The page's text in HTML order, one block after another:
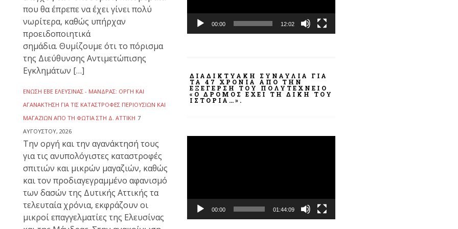
που θα έπρεπε να έχει γίνει πολύ
νωρίτερα, καθώς υπήρχαν
προειδοποιητικά
σημάδια. Θυμίζουμε ότι το πόρισμα
της Διεύθυνσης Αντιμετώπισης
Εγκλημάτων […]
ΈΝΩΣΗ ΕΒΕ ΕΛΕΥΣΊΝΑΣ - ΜΆΝΔΡΑΣ: ΟΡΓΉ ΚΑΙ
ΑΓΑΝΆΚΤΗΣΗ ΓΙΑ ΤΙΣ ΚΑΤΑΣΤΡΟΦΈΣ ΠΕΡΙΟΥΣΙΏΝ ΚΑΙ
ΜΑΓΑΖΙΏΝ ΑΠΌ ΤΗ ΦΩΤΙΆ ΣΤΗ Δ. ΑΤΤΙΚΉ 7
ΑΥΓΟΎΣΤΟΥ, 2026
Την οργή και την αγανάκτησή τους
για τις ανυπολόγιστες καταστροφές
σπιτιών και μικρών μαγαζιών, καθώς
και τον προδιαγεγραμμένο αφανισμό
των δασών της Δυτικής Αττικής τα
τελευταία χρόνια, εκφράζουν οι
μικροί επαγγελματίες της Ελευσίνας
00:00 12:02
ΔΙΑΔΙΚΤΥΑΚΉ ΣΥΝΑΥΛΊΑ ΓΙΑ
ΤΑ 47 ΧΡΌΝΙΑ ΑΠΌ ΤΗΝ
ΕΞΈΓΕΡΣΗ ΤΟΥ ΠΟΛΥΤΕΧΝΕΊΟ
«Ο ΔΡΌΜΟΣ ΈΧΕΙ ΤΗ ΔΙΚΉ ΤΟΥ
ΙΣΤΟΡΊΑ…».
00:00 01:44:09